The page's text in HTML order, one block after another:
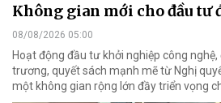
Không gian mới cho đầu tư
08/08/2026 05:00
Hoạt động đầu tư khởi nghiệp công
trương, quyết sách mạnh mẽ từ Nghị
một không gian rộng lớn đầy triển vọng